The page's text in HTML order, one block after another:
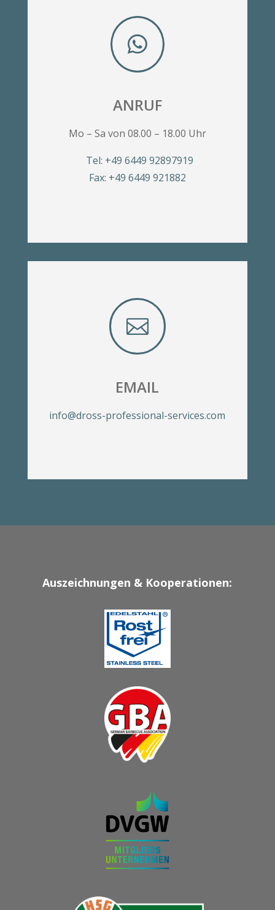

ANRUF
Mo – Sa von 08.00 – 18.00 Uhr
Tel: +49 6449 92897919
Fax: +49 6449 921882

EMAIL
info@dross-professional-services.com
Auszeichnungen & Kooperationen: